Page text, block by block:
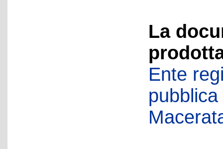
La
Ente